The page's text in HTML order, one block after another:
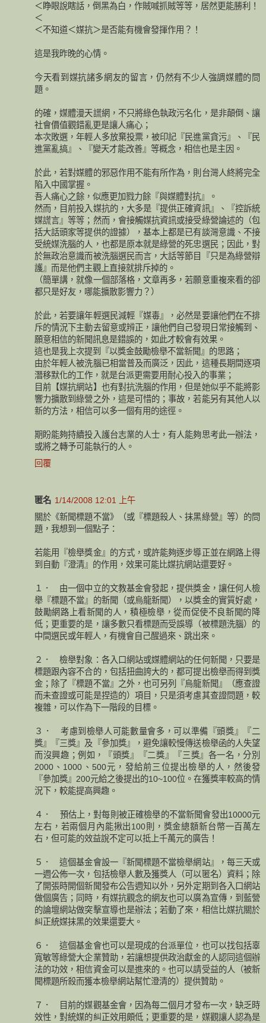
＜睁眼說瞎話，倒黑為白，作賊喊抓賊等等，居然更能勝利！
＜
＜不知道＜媒抗＞是否能有機會發揮作用？！
這是我昨晚的心情。
今天看到媒抗諸多網友的留言，仍然有不少人強調媒體的問
題。
的確，媒體漫天謊網，不只將綠色執政污名化，是非顛倒、讓
社會價值觀錯亂更是讓人痛心；
本次敗選，年輕人多放棄投票，被印記『民進黨貪污』、『民
進黨亂搞』、『變天才能改善』等概念，相信也是主因。
於此，若對媒體的邪惡作用不能有所作為，則台灣人終將完全
陷入中國掌握。
吾人痛心之餘，似應更加戮力餘『與媒體對抗』。
然而，目前投入媒抗的，大多是『提供正確資訊』、『控訴統
媒謊言』等等；然而，會接觸媒抗資訊或接受綠營論述的（包
括大話頭家等提供的證據），基本上都是已有談灣意識、不接
受統媒洗腦的人，也都是原本就是綠營的死忠選民；因此，對
於無政治意識而被洗腦選民而言，大話等節目『只是為綠營辯
護』而是他們主觀上直接就排斥掉的。
（簡單講，就像一個部落格，文章再多，若願意重複來看的卻
都只是好友，哪能擴散影響力？）
於此，若要讓年輕選民減輕『媒毒』，必然是要讓他們在不排
斥的情況下主動去留意或辨正，讓他們自己發現日常接觸到、
願意相信的新聞訊息是錯誤的，如此才較會有效果。
這也是我上次提到『以獎金鼓勵檢舉不當新聞』的思路；
由於年輕人被洗腦已相當普及而廣泛，因此，這種長期間逐項
潛移默化的工作，就是台派更需要用耐心投入的事業；
目前【媒抗網站】也有對抗洗腦的作用，但是她似乎不能將影
響力擴散到綠營之外，這是可惜的；事故，若能另有其他人以
新的方法，相信可以多一個有用的途徑。
期盼能夠持續投入護台志業的人士，有人能夠思考此一辦法，
或將之轉予可能執行的人。
回覆
匿名 1/14/2008 12:01 上午
關於《新聞標題不當》（或『標題殺人、抹黑綠營』等）的問
題，我想到一個點子：
若能用『檢舉獎金』的方式，或許能夠逐步導正並在網路上得
到自動『澄清』的作用，效果可能比媒抗網站還要好。
１． 由一個中立的文教基金會發起，提供獎金，讓任何人檢
舉『標題不當』的新聞（或烏龍新聞），以獎金的實質好處，
鼓勵網路上看新聞的人，積極檢舉，從而促使不良新聞的降
低；更重要的是，讓多數只看標題而受誤導（被標題洗腦）的
中間選民或年輕人，有機會自己醒過來、跳出來。
２． 檢舉對象：各入口網站或媒體網站的任何新聞，只要是
標題跟內容不合的，包括扭曲誇大的，都可提出檢舉而得到獎
金；除了『標題不當』之外，也可另列『烏龍新聞』（應查證
而未查證或可能是捏造的）項目，只是須考慮其查證問題，較
複雜，可以作為下一階段的目標。
３． 考慮到檢舉人可能數量會多，可以準備『頭獎』『二
獎』『三獎』及『參加獎』，避免讓較慢傳送檢舉函的人失望
而沒興趣；例如，『頭獎』『二獎』『三獎』各一名，分別
2000、1000、500元，發給前三位提出檢舉的人，然後發
『參加獎』200元給之後提出的10~100位。在獲獎率較高的情
況下，較能提高興趣。
４． 預估上，對每則被正確檢舉的不當新聞會發出10000元
左右，若兩個月內能揪出100則，獎金總額新台幣一百萬左
右，但可能的效益說不定可以抵上千萬元的廣告！
５． 這個基金會設一『新聞標題不當檢舉網站』，每三天或
一週公佈一次，包括檢舉人數及獲獎人（可以匿名）資料；除
了開張時開個新聞發布公告週知以外，另外定期到各入口網站
做個廣告；同時，有媒抗觀念的網友也可以廣為宣傳，到藍營
的論壇網站做突擊宣導也是辦法；若動了來，相信比媒抗關於
糾正統媒抹黑的效果還要大。
６． 這個基金會也可以是現成的台派單位，也可以找包括辜
寬敏等綠營大企業贊助，若讓想提供政治獻金的人認同這個辦
法的功效，相信資金可以是進來的。也可以請受益的人（被新
聞標題所殺而獲本檢舉網站幫忙澄清的）提供贊助。
７． 目前的媒觀基金會，因為每二個月才發布一次，缺乏時
效性，對統媒的糾正效用頗低；更重要的是，媒觀讓人認為是